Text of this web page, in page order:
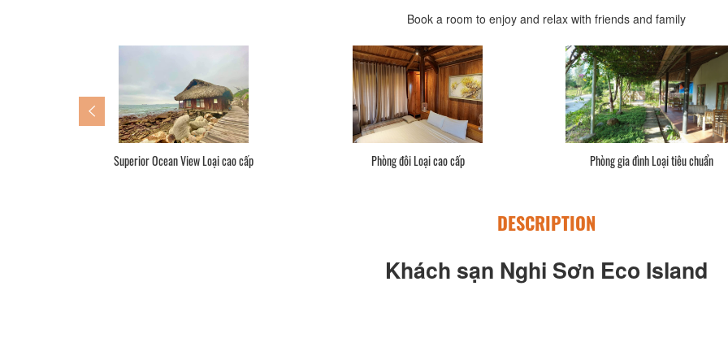
Book a room to enjoy and relax with friends and family
Superior Ocean View Loại cao cấp Phòng đôi Loại cao cấp Phòng gia đình Loại tiêu chuẩn
DESCRIPTION
Khách sạn Nghi Sơn Eco Island